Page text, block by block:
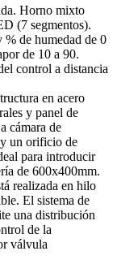
Horno mixto
(7 segmentos).
% de humedad de 0
de 10 a 90.
control a distancia
en acero
y panel de
cámara de
un orificio de
para introducir
de 600x400mm.
realizada en hilo
El sistema de
una distribución
de la
válvula